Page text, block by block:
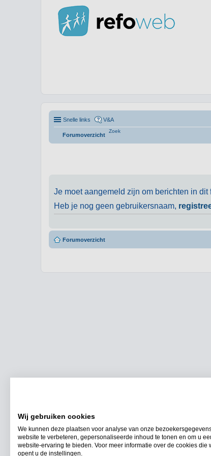
Snelle links V&A
Forumoverzicht
Zoek
Je moet aangemeld zijn om berichten in dit
Heb je nog geen gebruikersnaam,
Forumoverzicht
Wij gebruiken cookies
We kunnen deze plaatsen voor analyse van onze
website te verbeteren, gepersonaliseerde inhoud te tonen en om u
website-ervaring te bieden. Voor meer informatie over de cookies die
opent u de instellingen.